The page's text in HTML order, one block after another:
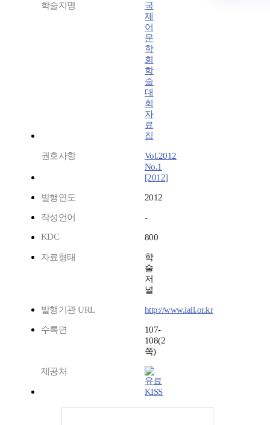
학술지명
국
제
어
문
학
회
학
술
대
회
자
료
집
권호사항
Vol.2012
No.1
[2012]
발행연도 2012
작성언어
-
KDC
800
자료형태
학
술
저
널
발행기관 URL http://www.iall.or.kr
수록면
107-
108(2
쪽)
제공처
KISS